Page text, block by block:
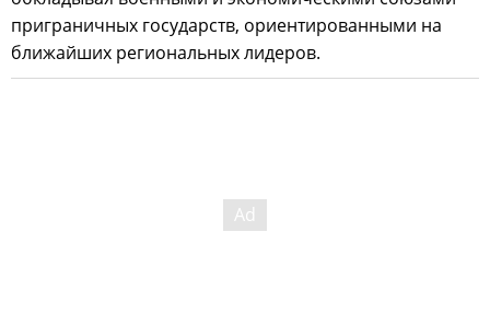
приграничных государств, ориентированными на
ближайших региональных лидеров.